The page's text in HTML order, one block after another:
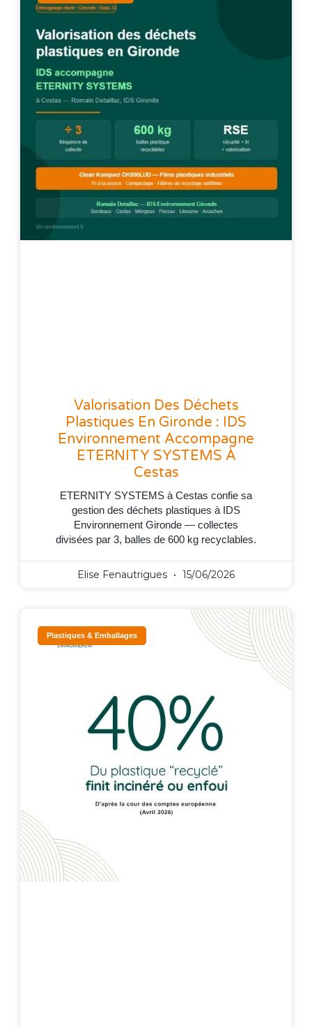
Valorisation Des Déchets
Plastiques En Gironde : IDS
Environnement Accompagne
ETERNITY SYSTEMS À
Cestas
ETERNITY SYSTEMS à Cestas confie sa
gestion des déchets plastiques à IDS
Environnement Gironde — collectes
divisées par 3, balles de 600 kg recyclables.
Elise Fenautrigues 15/06/2026
Plastiques & Emballages